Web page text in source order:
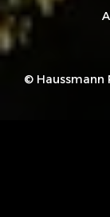
© Haussmann